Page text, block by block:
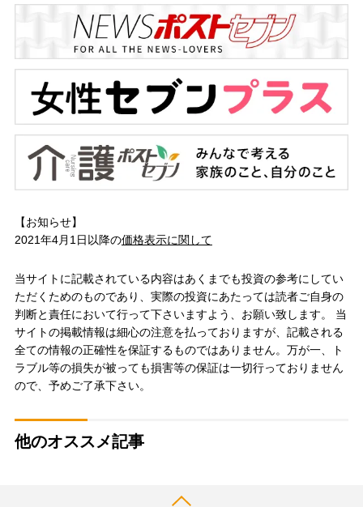
【お知らせ】
2021年4月1日以降の価格表示に関して
当サイトに記載されている内容はあくまでも投資の参考にしてい
ただくためのものであり、実際の投資にあたっては読者ご自身の
判断と責任において行って下さいますよう、お願い致します。 当
サイトの掲載情報は細心の注意を払っておりますが、記載される
全ての情報の正確性を保証するものではありません。万が一、ト
ラブル等の損失が被っても損害等の保証は一切行っておりません
ので、予めご了承下さい。
他のオススメ記事